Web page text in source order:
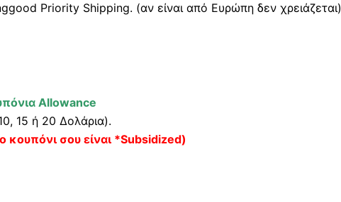
Priority Shipping. (αν είναι από Ευρώπη δεν χρειάζεται)
Allowance
15 ή 20 Δολάρια).
κουπόνι σου είναι *Subsidized)